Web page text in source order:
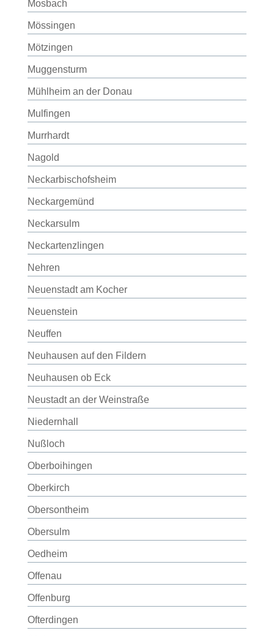
Mosbach
Mössingen
Mötzingen
Muggensturm
Mühlheim an der Donau
Mulfingen
Murrhardt
Nagold
Neckarbischofsheim
Neckargemünd
Neckarsulm
Neckartenzlingen
Nehren
Neuenstadt am Kocher
Neuenstein
Neuffen
Neuhausen auf den Fildern
Neuhausen ob Eck
Neustadt an der Weinstraße
Niedernhall
Nußloch
Oberboihingen
Oberkirch
Obersontheim
Obersulm
Oedheim
Offenau
Offenburg
Ofterdingen